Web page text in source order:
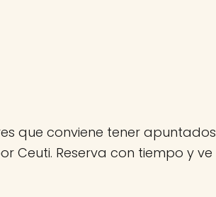
que conviene tener apuntados
Ceuti. Reserva con tiempo y ve